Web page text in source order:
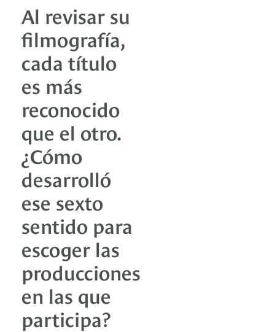
Al revisar su
filmografía,
cada título
es más
reconocido
que el otro.
¿Cómo
desarrolló
ese sexto
sentido para
escoger las
producciones
en las que
participa?